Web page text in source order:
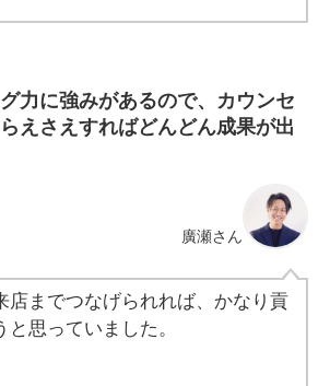
力に強みがあるので、カウンセ
えさえすればどんどん成果が出
廣瀬さん
店までつなげられれば、かなり貢
と思っていました。